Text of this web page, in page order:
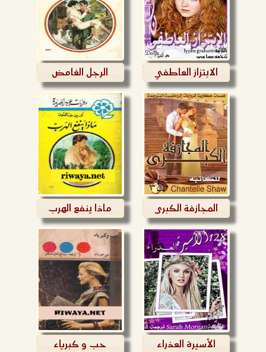
الابتزاز العاطفي الرجل الغامض
المجازفة الكبرى ماذا ينفع الهرب
الأسيرة العذراء حب و كبرياء